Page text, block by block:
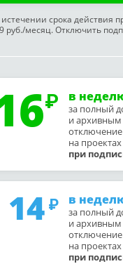
срока действия
руб./месяц. Отключить
в
за полный
и
на
при
14 в
за полный
и
на
при